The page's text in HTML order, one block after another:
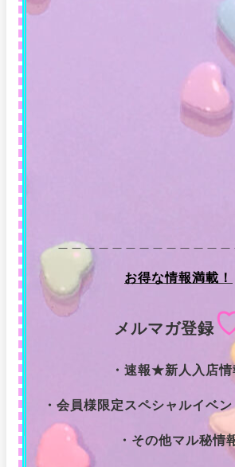
＿＿＿＿＿＿＿＿＿＿＿＿＿
お得な情報満載！
メルマガ登録
・速報★新人入店情
・会員様限定スペシャルイベ
・その他マル秘情